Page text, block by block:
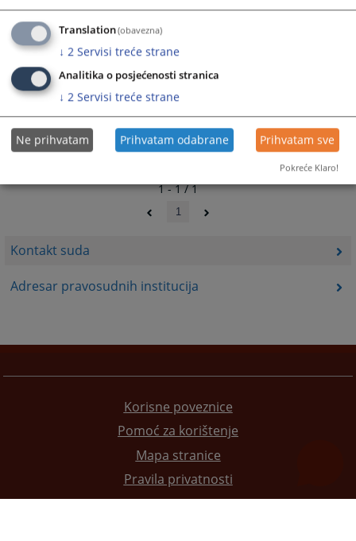
Kontakt suda
Adresar pravosudnih institucija
1 - 1 / 1
1
Korisne poveznice
Pomoć za korištenje
Mapa stranice
Pravila privatnosti
Translation(obavezna)
↓ 2 Servisi treće strane
Analitika o posjećenosti stranica
↓ 2 Servisi treće strane
Ne prihvatam Prihvatam odabrane Prihvatam sve
Pokreće Klaro!